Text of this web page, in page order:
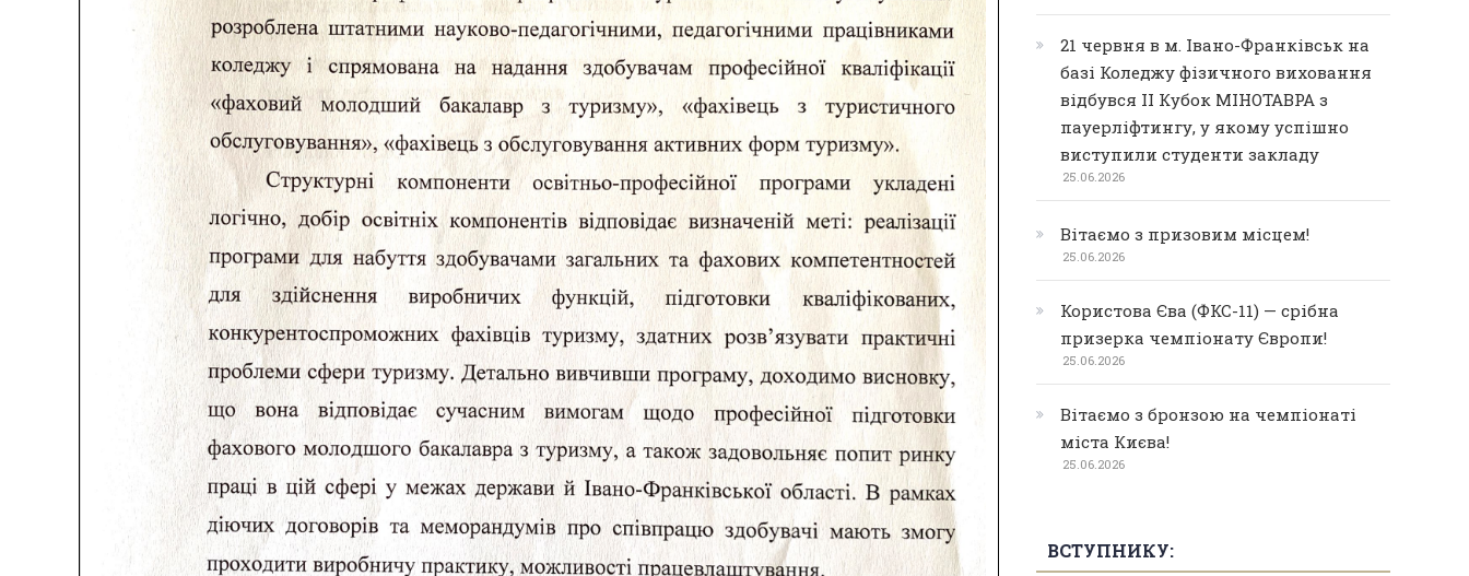
21 червня в м. Івано-Франківськ на
базі Коледжу фізичного виховання
відбувся ІІ Кубок МІНОТАВРА з
пауерліфтингу, у якому успішно
виступили студенти закладу
25.06.2026
Вітаємо з призовим місцем!
25.06.2026
Користова Єва (ФКС-11) — срібна
призерка чемпіонату Європи!
25.06.2026
Вітаємо з бронзою на чемпіонаті
міста Києва!
25.06.2026
ВСТУПНИКУ: